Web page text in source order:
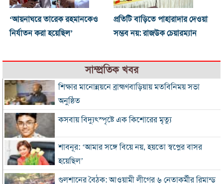
‘আয়নাঘরে তারেক রহমানকেও
নির্যাতন করা হয়েছিল’
প্রতিটি বাড়িতে পাহারাদার দেওয়া
সম্ভব নয়: রাজউক চেয়ারম্যান
সাম্প্রতিক খবর
শিক্ষার মানোন্নয়নে ব্রাহ্মণবাড়িয়ায় মতবিনিময় সভা
অনুষ্ঠিত
কসবায় বিদ্যুৎস্পৃষ্টে এক কিশোরের মৃত্যু
শাবনূর: ‘আমার সঙ্গে বিয়ে নয়, হয়তো স্বপ্নের বাসর
হয়েছিল’
গুলশানের বৈঠক: আওয়ামী লীগের ৬ নেতাকর্মীর রিমান্ড